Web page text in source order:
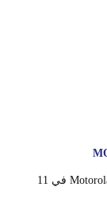
قامت شركة موتورولا بالإعلان عن هاتف Motorola Razr 2022 في 11